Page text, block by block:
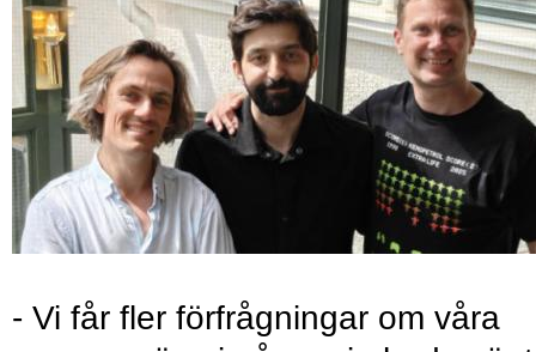
- Vi får fler förfrågningar om våra